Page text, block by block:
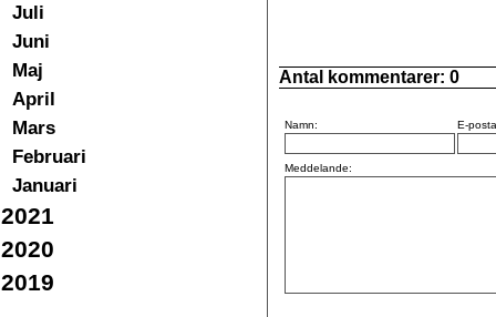
Juli
Juni
Maj
April
Mars
Februari
Januari
2021
2020
2019
Antal kommentarer: 0
Namn: E-
Meddelande: